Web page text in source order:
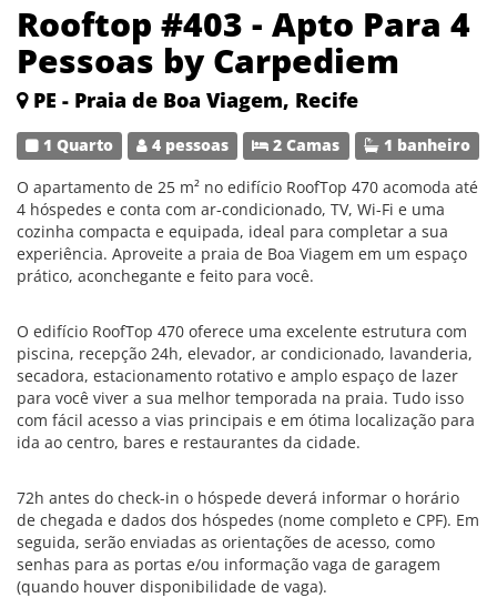
Rooftop #403 - Apto Para 4
Pessoas by Carpediem
PE - Praia de Boa Viagem, Recife
1 Quarto 4 pessoas 2 Camas 1 banheiro
O apartamento de 25 m² no edifício RoofTop 470 acomoda até
4 hóspedes e conta com ar-condicionado, TV, Wi-Fi e uma
cozinha compacta e equipada, ideal para completar a sua
experiência. Aproveite a praia de Boa Viagem em um espaço
prático, aconchegante e feito para você.
O edifício RoofTop 470 oferece uma excelente estrutura com
piscina, recepção 24h, elevador, ar condicionado, lavanderia,
secadora, estacionamento rotativo e amplo espaço de lazer
para você viver a sua melhor temporada na praia. Tudo isso
com fácil acesso a vias principais e em ótima localização para
ida ao centro, bares e restaurantes da cidade.
72h antes do check-in o hóspede deverá informar o horário
de chegada e dados dos hóspedes (nome completo e CPF). Em
seguida, serão enviadas as orientações de acesso, como
senhas para as portas e/ou informação vaga de garagem
(quando houver disponibilidade de vaga).